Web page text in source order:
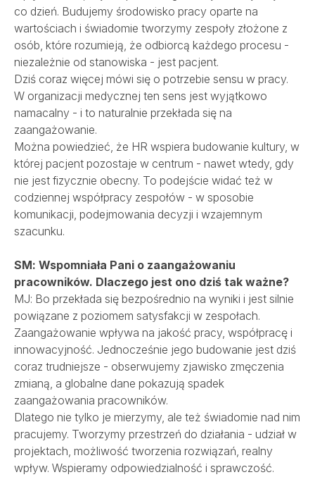
co dzień. Budujemy środowisko pracy oparte na
wartościach i świadomie tworzymy zespoły złożone z
osób, które rozumieją, że odbiorcą każdego procesu -
niezależnie od stanowiska - jest pacjent.
Dziś coraz więcej mówi się o potrzebie sensu w pracy.
W organizacji medycznej ten sens jest wyjątkowo
namacalny - i to naturalnie przekłada się na
zaangażowanie.
Można powiedzieć, że HR wspiera budowanie kultury, w
której pacjent pozostaje w centrum - nawet wtedy, gdy
nie jest fizycznie obecny. To podejście widać też w
codziennej współpracy zespołów - w sposobie
komunikacji, podejmowania decyzji i wzajemnym
szacunku.
SM: Wspomniała Pani o zaangażowaniu
pracowników. Dlaczego jest ono dziś tak ważne?
MJ: Bo przekłada się bezpośrednio na wyniki i jest silnie
powiązane z poziomem satysfakcji w zespołach.
Zaangażowanie wpływa na jakość pracy, współpracę i
innowacyjność. Jednocześnie jego budowanie jest dziś
coraz trudniejsze - obserwujemy zjawisko zmęczenia
zmianą, a globalne dane pokazują spadek
zaangażowania pracowników.
Dlatego nie tylko je mierzymy, ale też świadomie nad nim
pracujemy. Tworzymy przestrzeń do działania - udział w
projektach, możliwość tworzenia rozwiązań, realny
wpływ. Wspieramy odpowiedzialność i sprawczość.